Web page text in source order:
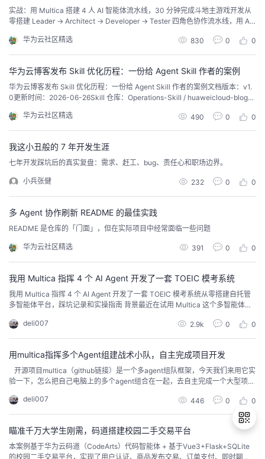
实战：用 Multica 搭建 4 人 AI 智能体流水线，30 分钟完成斗地主游戏开发从
零搭建 Leader → Architect → Developer → Tester 四角色协作流水线，用 AI
全流程。 一、背景Multica 是一个开源的 AI Agent 协作平台，可以将 Claude
Code、Cu...
华为云社区精选 830 0 0
华为云博客发布 Skill 优化历程：一份给 Agent Skill 作者的案例
华为云博客发布 Skill 优化历程：一份给 Agent Skill 作者的案例文档版本：v1.
0更新时间：2026-06-26Skill 仓库：Operations-Skill / huaweicloud-blog-p
AI 代操 Web 表单」技能的设计者 1. 背景：这个 Ski...
华为云社区精选 490 0 0
我这小丑般的 7 年开发生涯
七年开发踩坑后的真实复盘：需求、赶工、bug、责任心和职场边界。
小兵张健 232 0 0
多 Agent 协作刷新 README 的最佳实践
README 是仓库的「门面」，但在实际项目中经常面临一些问题
华为云社区精选 391 0 0
我用 Multica 指挥 4 个 AI Agent 开发了一套 TOEIC 模考系统
我用 Multica 指挥 4 个 AI Agent 开发了一套 TOEIC 模考系统从零搭建自托管
多智能体平台，踩坑记录和实操指南 背景最近在试用 Multica 这个多智能体协
能体小队），squad leader 自动分派给队员执行，队员之间还能互审、互评。
我拿一个 TOEIC 模考系统当试验品，...
deli007 2.9k 0 0
用multica指挥多个Agent组建战术小队，自主完成项目开发
开源项目multica（github链接）是一个多agent组队框架，今天我们来用它实
验一下，怎么把自己电脑上的多个agent组合在一起，去自主完成一个大型项目
就按这个懒人手册来吧 ：）Step1：下载安装华为云码道（下载码道），安装h
ermes（案例指导），hermes是类似于openclaw的龙虾，但跑...
deli007 446 0 0
瞄准千万大学生刚需，码道搭建校园二手交易平台
本案例基于华为云码道（CodeArts）代码智能体 + 基于Vue3+Flask+SQLite
的校园二手交易平台，实现了用户认证、商品发布交易、订单支付、即时聊